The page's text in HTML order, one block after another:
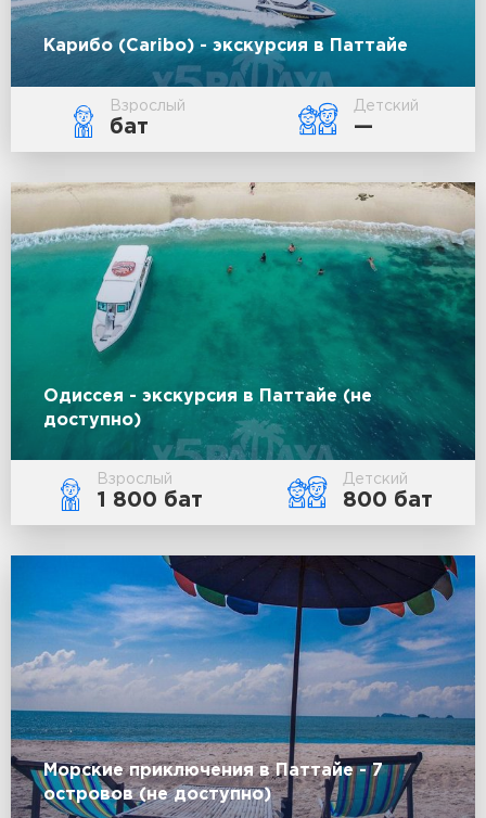
Карибо (Caribo) - экскурсия в Паттайе
Взрослый
бат
Детский
—
Одиссея - экскурсия в Паттайе (не
доступно)
Взрослый
1 800 бат
Детский
800 бат
Морские приключения в Паттайе - 7
островов (не доступно)